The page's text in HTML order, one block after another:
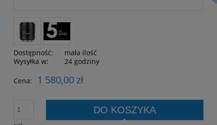
Dostępność:
mała ilość
Wysyłka w:
24 godziny
Cena: 1 580,00 zł
DO KOSZYKA